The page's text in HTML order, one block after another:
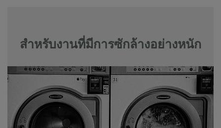
สำหรับงานที่มีการซักล้างอย่างหนัก